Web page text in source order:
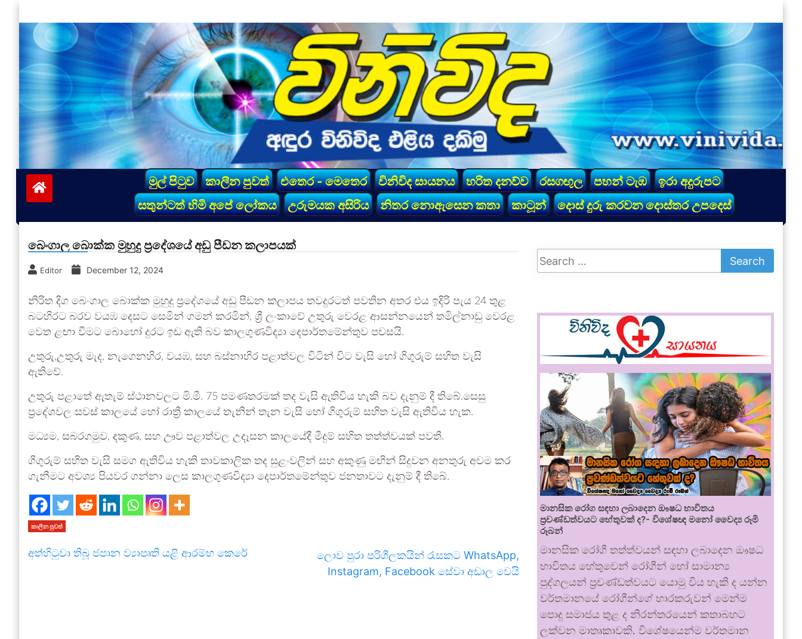
to
content
vinivida.lk
මුල් පිටුව කාලීන පුවත් එතෙර - මෙතෙර විනිවිද සායනය හරිත දනව්ව රසගඟුල පහන් ටැඹ
ඉරා අදුරුපට
සතුන්ටත් හිමි අපේ ලෝකය
උරුමයක අසිරිය නිතර නොඇසෙන කතා කාටූන් දොස් දුරු කරවන දොස්තර උපදෙස්
බෙංගාල බොක්ක මුහුදු ප්‍රදේශයේ අඩු පීඩන කලාපයක්
Editor December 12, 2024
නිරිත දිග බෙංගාල බොක්ක මුහුදු ප්‍රදේශයේ අඩු පීඩන කලාපය තවදුරටත් පවතින අතර එය ඉදිරි පැය 24 තුළ
බටහිරට බරව වයඹ දෙසට සෙමින් ගමන් කරමින්, ශ්‍රී ලංකාවේ උතුරු වෙරළ ආසන්නයෙන් තමිල්නාඩු වෙරළ
වෙත ළඟා වීමට බොහෝ දුරට ඉඩ ඇති බව කාලගුණවිද්‍යා දෙපාර්තමේන්තුව පවසයි.
උතුරු,උතුරු මැද, නැගෙනහිර, වයඹ, සහ බස්නාහිර පළාත්වල විටින් විට වැසි හෝ ගිගුරුම් සහිත වැසි
ඇතිවේ.
උතුරු පළාතේ ඇතැම් ස්ථානවලට මි.මී. 75 පමණතරමක් තද වැසි ඇතිවිය හැකි බව දැනුම් දී තිබේ.සෙසු
ප්‍රදේශවල සවස් කාලයේ හෝ රාත්‍රී කාලයේ තැනින් තැන වැසි හෝ ගිගුරුම් සහිත වැසි ඇතිවිය හැක.
මධ්‍යම, සබරගමුව, දකුණ, සහ ඌව පළාත්වල උදෑසන කාලයේදී මීදුම් සහිත තත්ත්වයක් පවතී.
ගිගුරුම් සහිත වැසි සමග ඇතිවිය හැකි තාවකාලික තද සුළංවලින් සහ අකුණු මඟින් සිදුවන අනතුරු අවම කර
ගැනීමට අවශ්‍ය පියවර ගන්නා ලෙස කාලගුණවිද්‍යා දෙපාර්තමේන්තුව ජනතාවට දැනුම් දී තිබේ.
කාලීන පුවත්
අත්හිටුවා තිබූ ජපාන ව්‍යාපෘති යළි ආරම්භ කෙරේ
ලොව පුරා පරිශීලකයින් රැසකට WhatsApp,
Instagram, Facebook සේවා අඩාල වෙයි
මානසික රෝග සඳහා ලබාදෙන ඖෂධ භාවිතය
ප්‍රචණ්ඩත්වයට හේතුවක් ද?- විශේෂඥ මනෝ වෛද්‍ය රූමි
රූබන්
මානසික රෝගී තත්ත්වයන් සඳහා ලබාදෙන ඖෂධ
භාවිතය හේතුවෙන් රෝගීන් හෝ සාමාන්‍ය
පුද්ගලයන් ප්‍රචණ්ඩත්වයට යොමු විය හැකි ද යන්න
වර්තමානයේ රෝගීන්ගේ භාරකරුවන් මෙන්ම
පොදු සමාජය තුළ ද නිරන්තරයෙන් කතාබහට
ලක්වන මාතෘකාවකි. විශේෂයෙන්ම වර්තමාන